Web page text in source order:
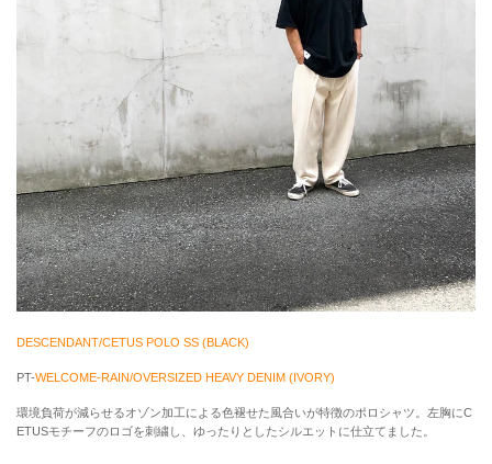
DESCENDANT/CETUS POLO SS (BLACK)
PT-WELCOME-RAIN/OVERSIZED HEAVY DENIM (IVORY)
環境負荷が減らせるオゾン加工による色褪せた風合いが特徴のポロシャツ。左胸にC
ETUSモチーフのロゴを刺繍し、ゆったりとしたシルエットに仕立てました。